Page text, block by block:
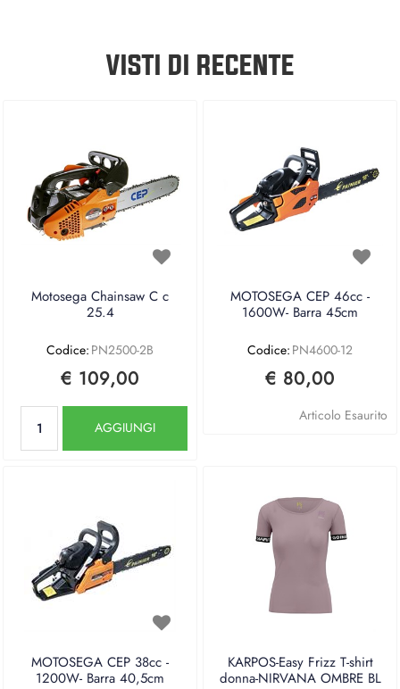
VISTI DI RECENTE
Motosega Chainsaw C c
25.4
Codice: PN2500-2B
€ 109,00
AGGIUNGI
MOTOSEGA CEP 46cc -
1600W- Barra 45cm
Codice: PN4600-12
€ 80,00
Articolo Esaurito
MOTOSEGA CEP 38cc -
1200W- Barra 40,5cm
KARPOS-Easy Frizz T-shirt
donna-NIRVANA OMBRE BL